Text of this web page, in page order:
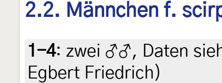
2.2. Männchen f.
1-4: zwei ♂♂, Daten
Egbert Friedrich)